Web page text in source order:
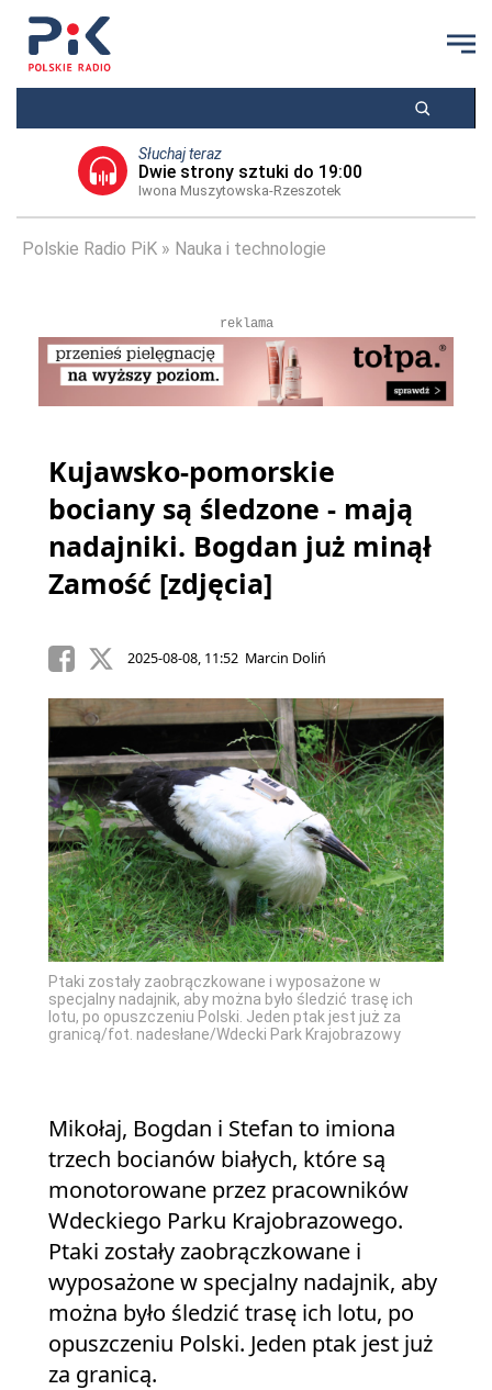
Słuchaj teraz
Dwie strony sztuki do 19:00
Iwona Muszytowska-Rzeszotek
Polskie Radio PiK Nauka i technologie
reklama
Kujawsko-pomorskie
bociany są śledzone - mają
nadajniki. Bogdan już minął
Zamość [zdjęcia]
2025-08-08, 11:52 Marcin Doliń
Ptaki zostały zaobrączkowane i wyposażone w
specjalny nadajnik, aby można było śledzić trasę ich
lotu, po opuszczeniu Polski. Jeden ptak jest już za
granicą/fot. nadesłane/Wdecki Park Krajobrazowy
Mikołaj, Bogdan i Stefan to imiona
trzech bocianów białych, które są
monotorowane przez pracowników
Wdeckiego Parku Krajobrazowego.
Ptaki zostały zaobrączkowane i
wyposażone w specjalny nadajnik, aby
można było śledzić trasę ich lotu, po
opuszczeniu Polski. Jeden ptak jest już
za granicą.